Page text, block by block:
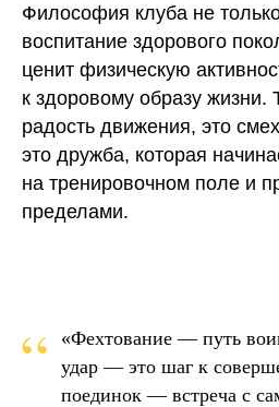
Философия клуба не
воспитание здорового
ценит физическую
к здоровому образу жизни.
радость движения, это
это дружба, которая
на тренировочном поле и
пределами.
“
«Фехтование — путь
удар — это шаг к
поединок — встреча с